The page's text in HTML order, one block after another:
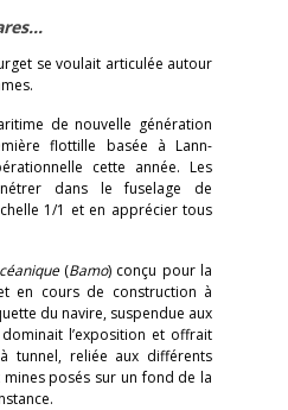
se voulait articulée autour
de nouvelle génération
flottille basée à Lann-
cette année. Les
dans le fuselage de
1/1 et en apprécier tous
(Bamo) conçu pour la
en cours de construction à
du navire, suspendue aux
l’exposition et offrait
tunnel, reliée aux différents
posés sur un fond de la